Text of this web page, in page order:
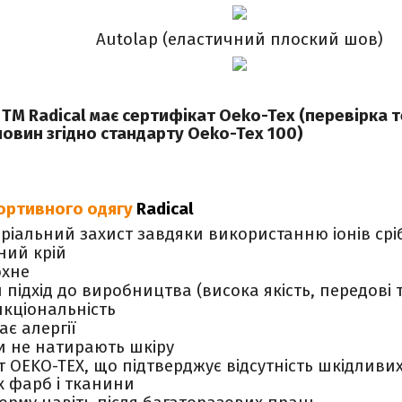
Autolap (еластичний плоский шов)
Radical має сертифікат Oeko-Tex (перевірка
згідно стандарту Oeko-Tex 100)
одягу Radical
захист завдяки використанню іонів
крій
до виробництва (висока якість, передові
алергії
не натирають шкіру
OEKO-TEX, що підтверджує відсутність
фарб і тканини